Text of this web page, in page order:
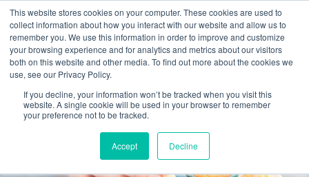
This website stores cookies on your computer. These cookies are used to
collect information about how you interact with our website and allow us to
remember you. We use this information in order to improve and customize
your browsing experience and for analytics and metrics about our visitors
both on this website and other media. To find out more about the cookies we
use, see our Privacy Policy.
If you decline, your information won’t be tracked when you visit this
website. A single cookie will be used in your browser to remember
your preference not to be tracked.
Accept Decline
PRODUITS
POUR L’INDUSTRIE
ALIMENTAIRE